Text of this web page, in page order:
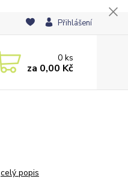
Přihlášení
0ks
za 0,00 Kč
celý popis